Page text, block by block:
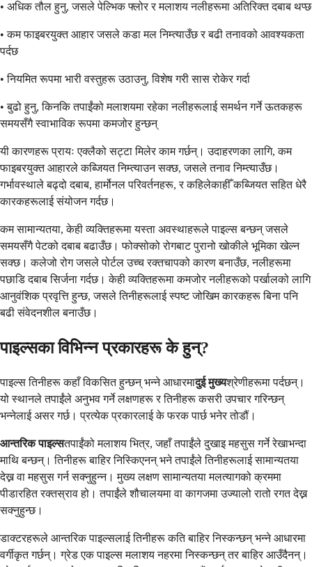
• अधिक तौल हुनु, जसले पेल्भिक फ्लोर र मलाशय नलीहरूमा अतिरिक्त दबाब थप्छ
• कम फाइबरयुक्त आहार जसले कडा मल निम्त्याउँछ र बढी तनावको आवश्यकता
पर्दछ
• नियमित रूपमा भारी वस्तुहरू उठाउनु, विशेष गरी सास रोकेर गर्दा
• बुढो हुनु, किनकि तपाईंको मलाशयमा रहेका नलीहरूलाई समर्थन गर्ने ऊतकहरू
समयसँगै स्वाभाविक रूपमा कमजोर हुन्छन्
यी कारणहरू प्रायः एक्लैको सट्टा मिलेर काम गर्छन्। उदाहरणका लागि, कम
फाइबरयुक्त आहारले कब्जियत निम्त्याउन सक्छ, जसले तनाव निम्त्याउँछ।
गर्भावस्थाले बढ्दो दबाब, हार्मोनल परिवर्तनहरू, र कहिलेकाहीँ कब्जियत सहित धेरै
कारकहरूलाई संयोजन गर्दछ।
कम सामान्यतया, केही व्यक्तिहरूमा यस्ता अवस्थाहरूले पाइल्स बन्छन् जसले
समयसँगै पेटको दबाब बढाउँछ। फोक्सोको रोगबाट पुरानो खोकीले भूमिका खेल्न
सक्छ। कलेजो रोग जसले पोर्टल उच्च रक्तचापको कारण बनाउँछ, नलीहरूमा
पछाडि दबाब सिर्जना गर्दछ। केही व्यक्तिहरूमा कमजोर नलीहरूको पर्खालको लागि
आनुवंशिक प्रवृत्ति हुन्छ, जसले तिनीहरूलाई स्पष्ट जोखिम कारकहरू बिना पनि
बढी संवेदनशील बनाउँछ।
पाइल्सका विभिन्न प्रकारहरू के हुन्?
पाइल्स तिनीहरू कहाँ विकसित हुन्छन् भन्ने आधारमादुई मुख्यश्रेणीहरूमा पर्दछन्।
यो स्थानले तपाईंले अनुभव गर्ने लक्षणहरू र तिनीहरू कसरी उपचार गरिन्छन्
भन्नेलाई असर गर्छ। प्रत्येक प्रकारलाई के फरक पार्छ भनेर तोडौं।
आन्तरिक पाइल्सतपाईंको मलाशय भित्र, जहाँ तपाईंले दुखाइ महसुस गर्ने रेखाभन्दा
माथि बन्छन्। तिनीहरू बाहिर निस्किएनन् भने तपाईंले तिनीहरूलाई सामान्यतया
देख्न वा महसुस गर्न सक्नुहुन्न। मुख्य लक्षण सामान्यतया मलत्यागको क्रममा
पीडारहित रक्तस्राव हो। तपाईंले शौचालयमा वा कागजमा उज्यालो रातो रगत देख्न
सक्नुहुन्छ।
डाक्टरहरूले आन्तरिक पाइल्सलाई तिनीहरू कति बाहिर निस्कन्छन् भन्ने आधारमा
वर्गीकृत गर्छन्। ग्रेड एक पाइल्स मलाशय नहरमा निस्कन्छन् तर बाहिर आउँदैनन्।